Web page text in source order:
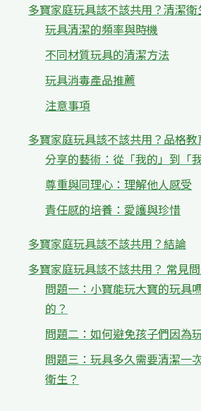
多寶家庭玩具該不該共用？清潔
玩具清潔的頻率與時機
不同材質玩具的清潔方法
玩具消毒產品推薦
注意事項
多寶家庭玩具該不該共用？品格
分享的藝術：從「我的」到「我
尊重與同理心：理解他人感受
責任感的培養：愛護與珍惜
多寶家庭玩具該不該共用？結論
多寶家庭玩具該不該共用？ 常見
問題一：小寶能玩大寶的玩具
的？
問題二：如何避免孩子們因為
問題三：玩具多久需要清潔一
衛生？